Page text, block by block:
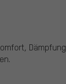
Dämpfung